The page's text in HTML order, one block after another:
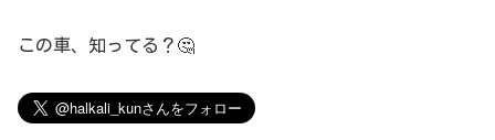
この車、知ってる？🤔